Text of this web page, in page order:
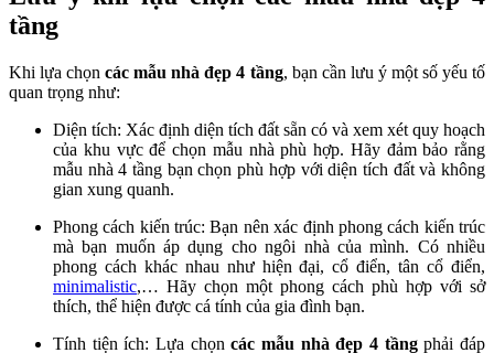
tầng
Khi lựa chọn các mẫu nhà đẹp 4 tầng, bạn cần lưu ý một số yếu tố
quan trọng như:
Diện tích: Xác định diện tích đất sẵn có và xem xét quy hoạch
của khu vực để chọn mẫu nhà phù hợp. Hãy đảm bảo rằng
mẫu nhà 4 tầng bạn chọn phù hợp với diện tích đất và không
gian xung quanh.
Phong cách kiến trúc: Bạn nên xác định phong cách kiến trúc
mà bạn muốn áp dụng cho ngôi nhà của mình. Có nhiều
phong cách khác nhau như hiện đại, cổ điển, tân cổ điển,
minimalistic,… Hãy chọn một phong cách phù hợp với sở
thích, thể hiện được cá tính của gia đình bạn.
Tính tiện ích: Lựa chọncác mẫu nhà đẹp 4 tầngphải đáp